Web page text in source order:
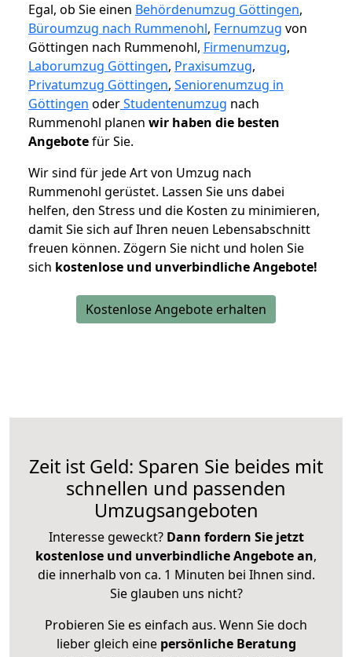
Egal, ob Sie einen Behördenumzug Göttingen,
Büroumzug nach Rummenohl, Fernumzug von
Göttingen nach Rummenohl, Firmenumzug,
Laborumzug Göttingen, Praxisumzug,
Privatumzug Göttingen, Seniorenumzug in
Göttingen oderStudentenumzug nach
Rummenohl planen wir haben die besten
Angebotefür Sie.
Wir sind für jede Art von Umzug nach
Rummenohl gerüstet. Lassen Sie uns dabei
helfen, den Stress und die Kosten zu minimieren,
damit Sie sich auf Ihren neuen Lebensabschnitt
freuen können. Zögern Sie nicht und holen Sie
sich kostenlose und unverbindliche Angebote!
Kostenlose Angebote erhalten
Zeit ist Geld: Sparen Sie beides mit
schnellen und passenden
Umzugsangeboten
Interesse geweckt? Dann fordern Sie jetzt
kostenlose und unverbindliche Angebote an,
die innerhalb von ca. 1 Minuten bei Ihnen sind.
Sie glauben uns nicht?
Probieren Sie es einfach aus. Wenn Sie doch
lieber gleich eine persönliche Beratung